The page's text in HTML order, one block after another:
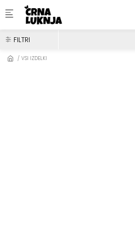
Skip to main content
FILTRI
VSI IZDELKI